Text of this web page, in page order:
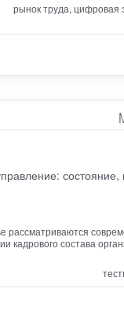
рынок труда, цифровая
рассматриваются
кадрового состава